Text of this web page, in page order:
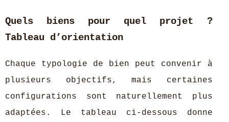
Quels biens pour quel projet ?
Tableau d’orientation
Chaque typologie de bien peut convenir à
plusieurs objectifs, mais certaines
configurations sont naturellement plus
adaptées. Le tableau ci‑dessous donne